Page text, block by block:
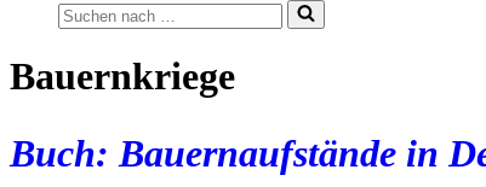
Suchen
nach …
Bauernkriege
Buch: Bauernaufstände in